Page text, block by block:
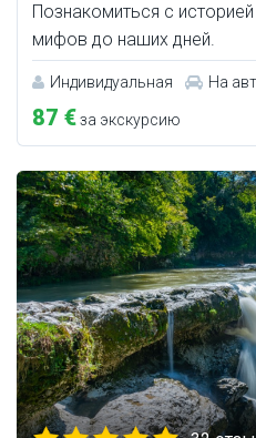
Познакомиться с
мифов до наших дней.
Индивидуальная На
87 €за экскурсию